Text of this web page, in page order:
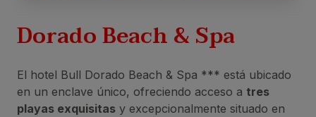
Dorado Beach & Spa
El hotel Bull Dorado Beach & Spa *** está ubicado
en un enclave único, ofreciendo acceso a tres
playas exquisitas y excepcionalmente situado en